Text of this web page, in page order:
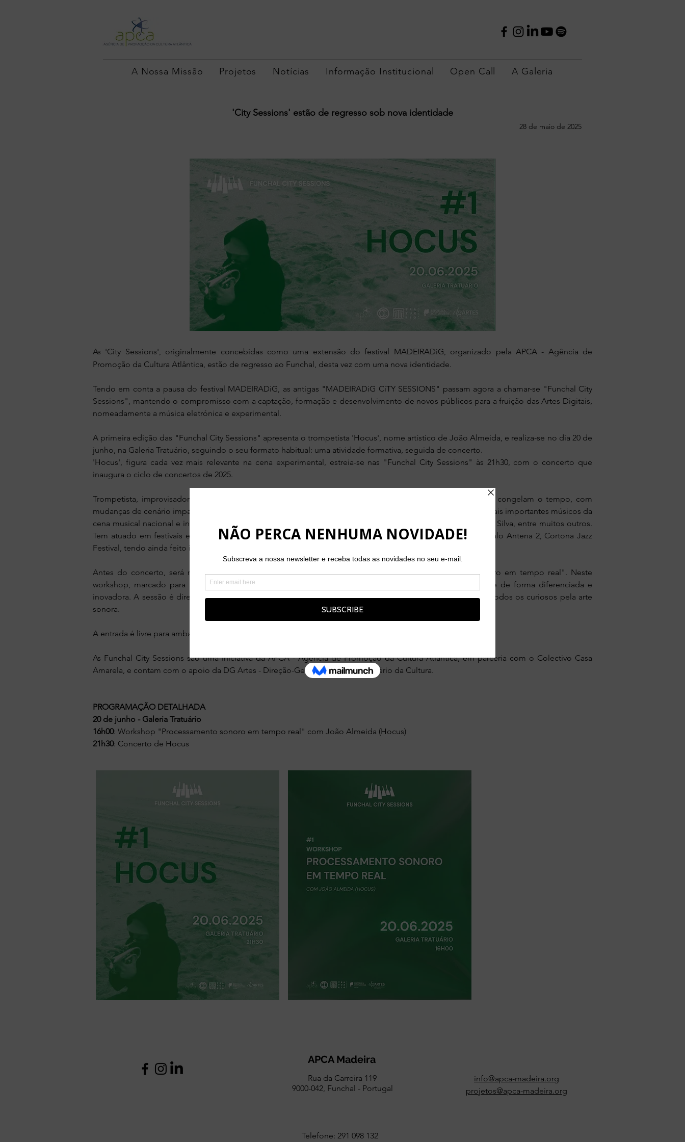
A Nossa Missão Projetos Notícias Informação Institucional Open Call A Galeria
'City Sessions' estão de regresso sob nova identidade
28 de maio de 2025
As 'City Sessions', originalmente concebidas como uma extensão do festival MADEIRADiG, organizado pela APCA - Agência de
Promoção da Cultura Atlântica, estão de regresso ao Funchal, desta vez com uma nova identidade.
Tendo em conta a pausa do festival MADEIRADiG, as antigas "MADEIRADiG CiTY SESSIONS" passam agora a chamar-se "Funchal City
Sessions", mantendo o compromisso com a captação, formação e desenvolvimento de novos públicos para a fruição das Artes Digitais,
nomeadamente a música eletrónica e experimental.
A primeira edição das "Funchal City Sessions" apresenta o trompetista 'Hocus', nome artístico de João Almeida, e realiza-se no dia 20 de
junho, na Galeria Tratuário, seguindo o seu formato habitual: uma atividade formativa, seguida de concerto.
'Hocus', figura cada vez mais relevante na cena experimental, estreia-se nas "Funchal City Sessions" às 21h30, com o concerto que
inaugura o ciclo de concertos de 2025.
Trompetista, improvisador e compositor português, 'Hocus' centra-se na criação de camadas sonoras que congelam o tempo, com
mudanças de cenário impactantes. Nos últimos anos, tem colaborado e partilhado o palco com alguns dos mais importantes músicos da
cena musical nacional e internacional, como Nate Wooley, Peachfuzz, Ricardo Roscano, Garfo, Susana Santos Silva, entre muitos outros.
Tem atuado em festivais e salas como o Teatro S. Luiz, a Galeria Zé dos Bois, Casa da Música, Festival Robalo Antena 2, Cortona Jazz
Festival, tendo ainda feito inúmeras digressões pela Europa.
Antes do concerto, será realizado um workshop dirigido pelo artista sobre o tema "Processamento sonoro em tempo real". Neste
workshop, marcado para as 16h00, o músico - com formação e tradição no jazz - irá explorar o trompete de forma diferenciada e
inovadora. A sessão é direcionada a estudantes e amantes do jazz e da música experimental, bem como a todos os curiosos pela arte
sonora.
A entrada é livre para ambas as atividades!
As Funchal City Sessions são uma iniciativa da APCA - Agência de Promoção da Cultura Atlântica, em parceria com o Colectivo Casa
Amarela, e contam com o apoio da DG Artes - Direção-Geral das Artes / Ministério da Cultura.
PROGRAMAÇÃO DETALHADA
20 de junho - Galeria Tratuário
16h00: Workshop "Processamento sonoro em tempo real" com João Almeida (Hocus)
21h30: Concerto de Hocus
APCA Madeira
Rua da Carreira 119
9000-042, Funchal - Portugal
info@apca-madeira.org
projetos@apca-madeira.org
Telefone: 291 098 132